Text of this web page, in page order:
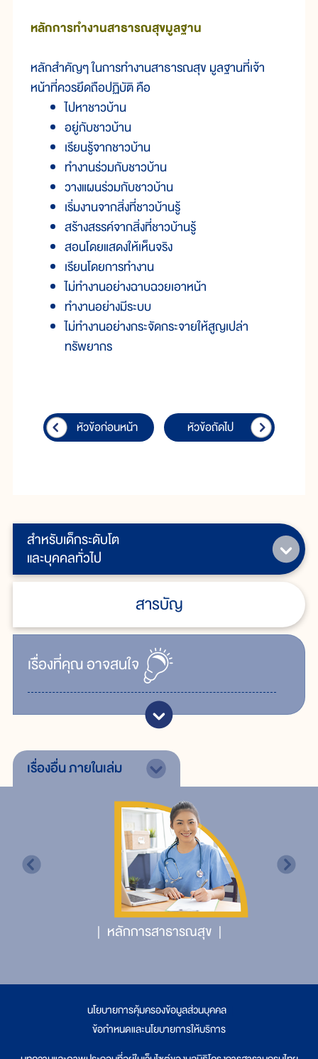
สำหรับเด็กระดับโต
และบุคคลทั่วไป
สารบัญ
เรื่ิองที่คุณอาจสนใจ
หลักการทำงานสาธารณสุขมูลฐาน
หลักสำคัญๆ ในการทำงานสาธารณสุข มูลฐานที่เจ้า
หน้าที่ควรยึดถือปฏิบัติ คือ
ไปหาชาวบ้าน
อยู่กับชาวบ้าน
เรียนรู้จากชาวบ้าน
ทำงานร่วมกับชาวบ้าน
วางแผนร่วมกับชาวบ้าน
เริ่มงานจากสิ่งที่ชาวบ้านรู้
สร้างสรรค์จากสิ่งที่ชาวบ้านรู้
สอนโดยแสดงให้เห็นจริง
เรียนโดยการทำงาน
ไม่ทำงานอย่างฉาบฉวยเอาหน้า
ทำงานอย่างมีระบบ
ไม่ทำงานอย่างกระจัดกระจายให้สูญเปล่า
ทรัพยากร
หัวข้อก่อนหน้า หัวข้อถัดไป
เรื่องอื่นภายในเล่ม
หลักการสาธารณสุข
นโยบายการคุ้มครองข้อมูลส่วนบุคคล
ข้อกำหนดและนโยบายการให้บริการ